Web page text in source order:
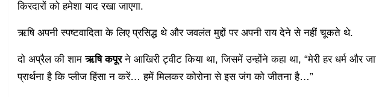
किरदारों को हमेशा याद रखा जाएगा.
ऋषि अपनी स्पष्टवादिता के लिए प्रसिद्ध थे और जवलंत मुद्दों पर अपनी राय देने से नहीं चूकते थे.
दो अप्रैल की शामऋषि कपूरने आखिरी ट्वीट किया था, जिसमें उन्होंने कहा था, “मेरी हर धर्म और
प्रार्थना है कि प्लीज हिंसा न करें… हमें मिलकर कोरोना से इस जंग को जीतना है…”